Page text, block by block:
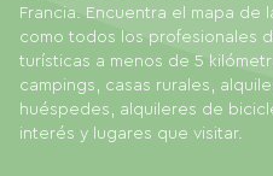
Francia. Encuentra el mapa de
como todos los profesionales
turísticas a menos de 5
campings, casas rurales,
huéspedes, alquileres de
interés y lugares que visitar.